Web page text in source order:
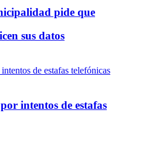
pide que
sus datos
intentos de estafas